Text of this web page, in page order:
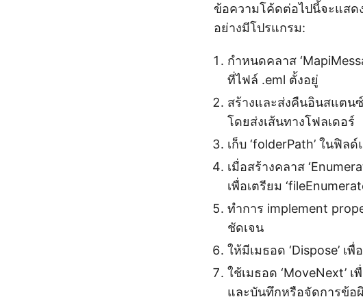
ข้อความโค้ดต่อไปนี้จะแสด
อย่างมีโปรแกรม:
กำหนดคลาส
ที่ไฟล์ .eml ตั้งอยู่
สร้างและส่งคืนอินสแตนซ์
โดยส่งเส้นทางโฟลเดอร์
เก็บ ‘folderPath’ ในฟิล
เมื่อสร้างคลาส
เพื่อเตรียม
ทำการ implement
ชัดเจน
ให้มีเมธอด ‘Dispose’ เ
ใช้เมธอด ‘MoveNext’
และบันทึกหรือจัดการข้อ